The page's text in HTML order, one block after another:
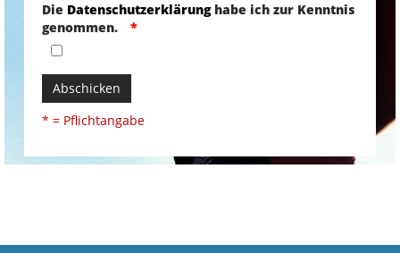
Die Datenschutzerklärunghabe ich zur Kenntnis
genommen.
Abschicken
* = Pflichtangabe